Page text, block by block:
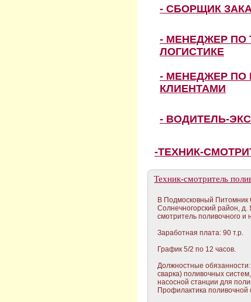
- СБОРЩИК
- МЕНЕДЖЕР ПО
ЛОГИСТИКЕ
- МЕНЕДЖЕР ПО
КЛИЕНТАМИ
- ВОДИТЕЛЬ-
-ТЕХНИК-
Техник-смотритель
В Подмосковный
Солнечногорский район, д.
смотритель поливочного и
Заработная плата: 90 т.р.
График 5/2 по 12 часов.
Должностные
сварка) поливочных
насосной станции для
Профилактика поливочной